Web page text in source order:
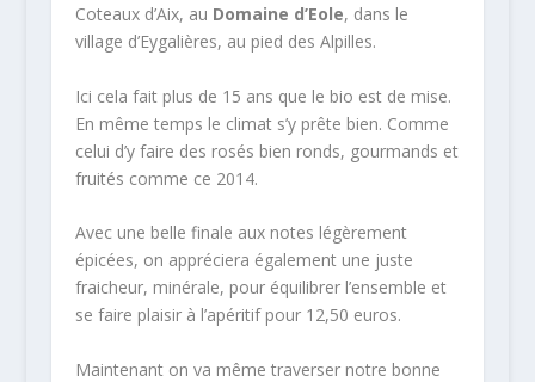
Coteaux d’Aix, au Domaine d’Eole, dans le
village d’Eygalières, au pied des Alpilles.
Ici cela fait plus de 15 ans que le bio est de mise.
En même temps le climat s’y prête bien. Comme
celui d’y faire des rosés bien ronds, gourmands et
fruités comme ce 2014.
Avec une belle finale aux notes légèrement
épicées, on appréciera également une juste
fraicheur, minérale, pour équilibrer l’ensemble et
se faire plaisir à l’apéritif pour 12,50 euros.
Maintenant on va même traverser notre bonne